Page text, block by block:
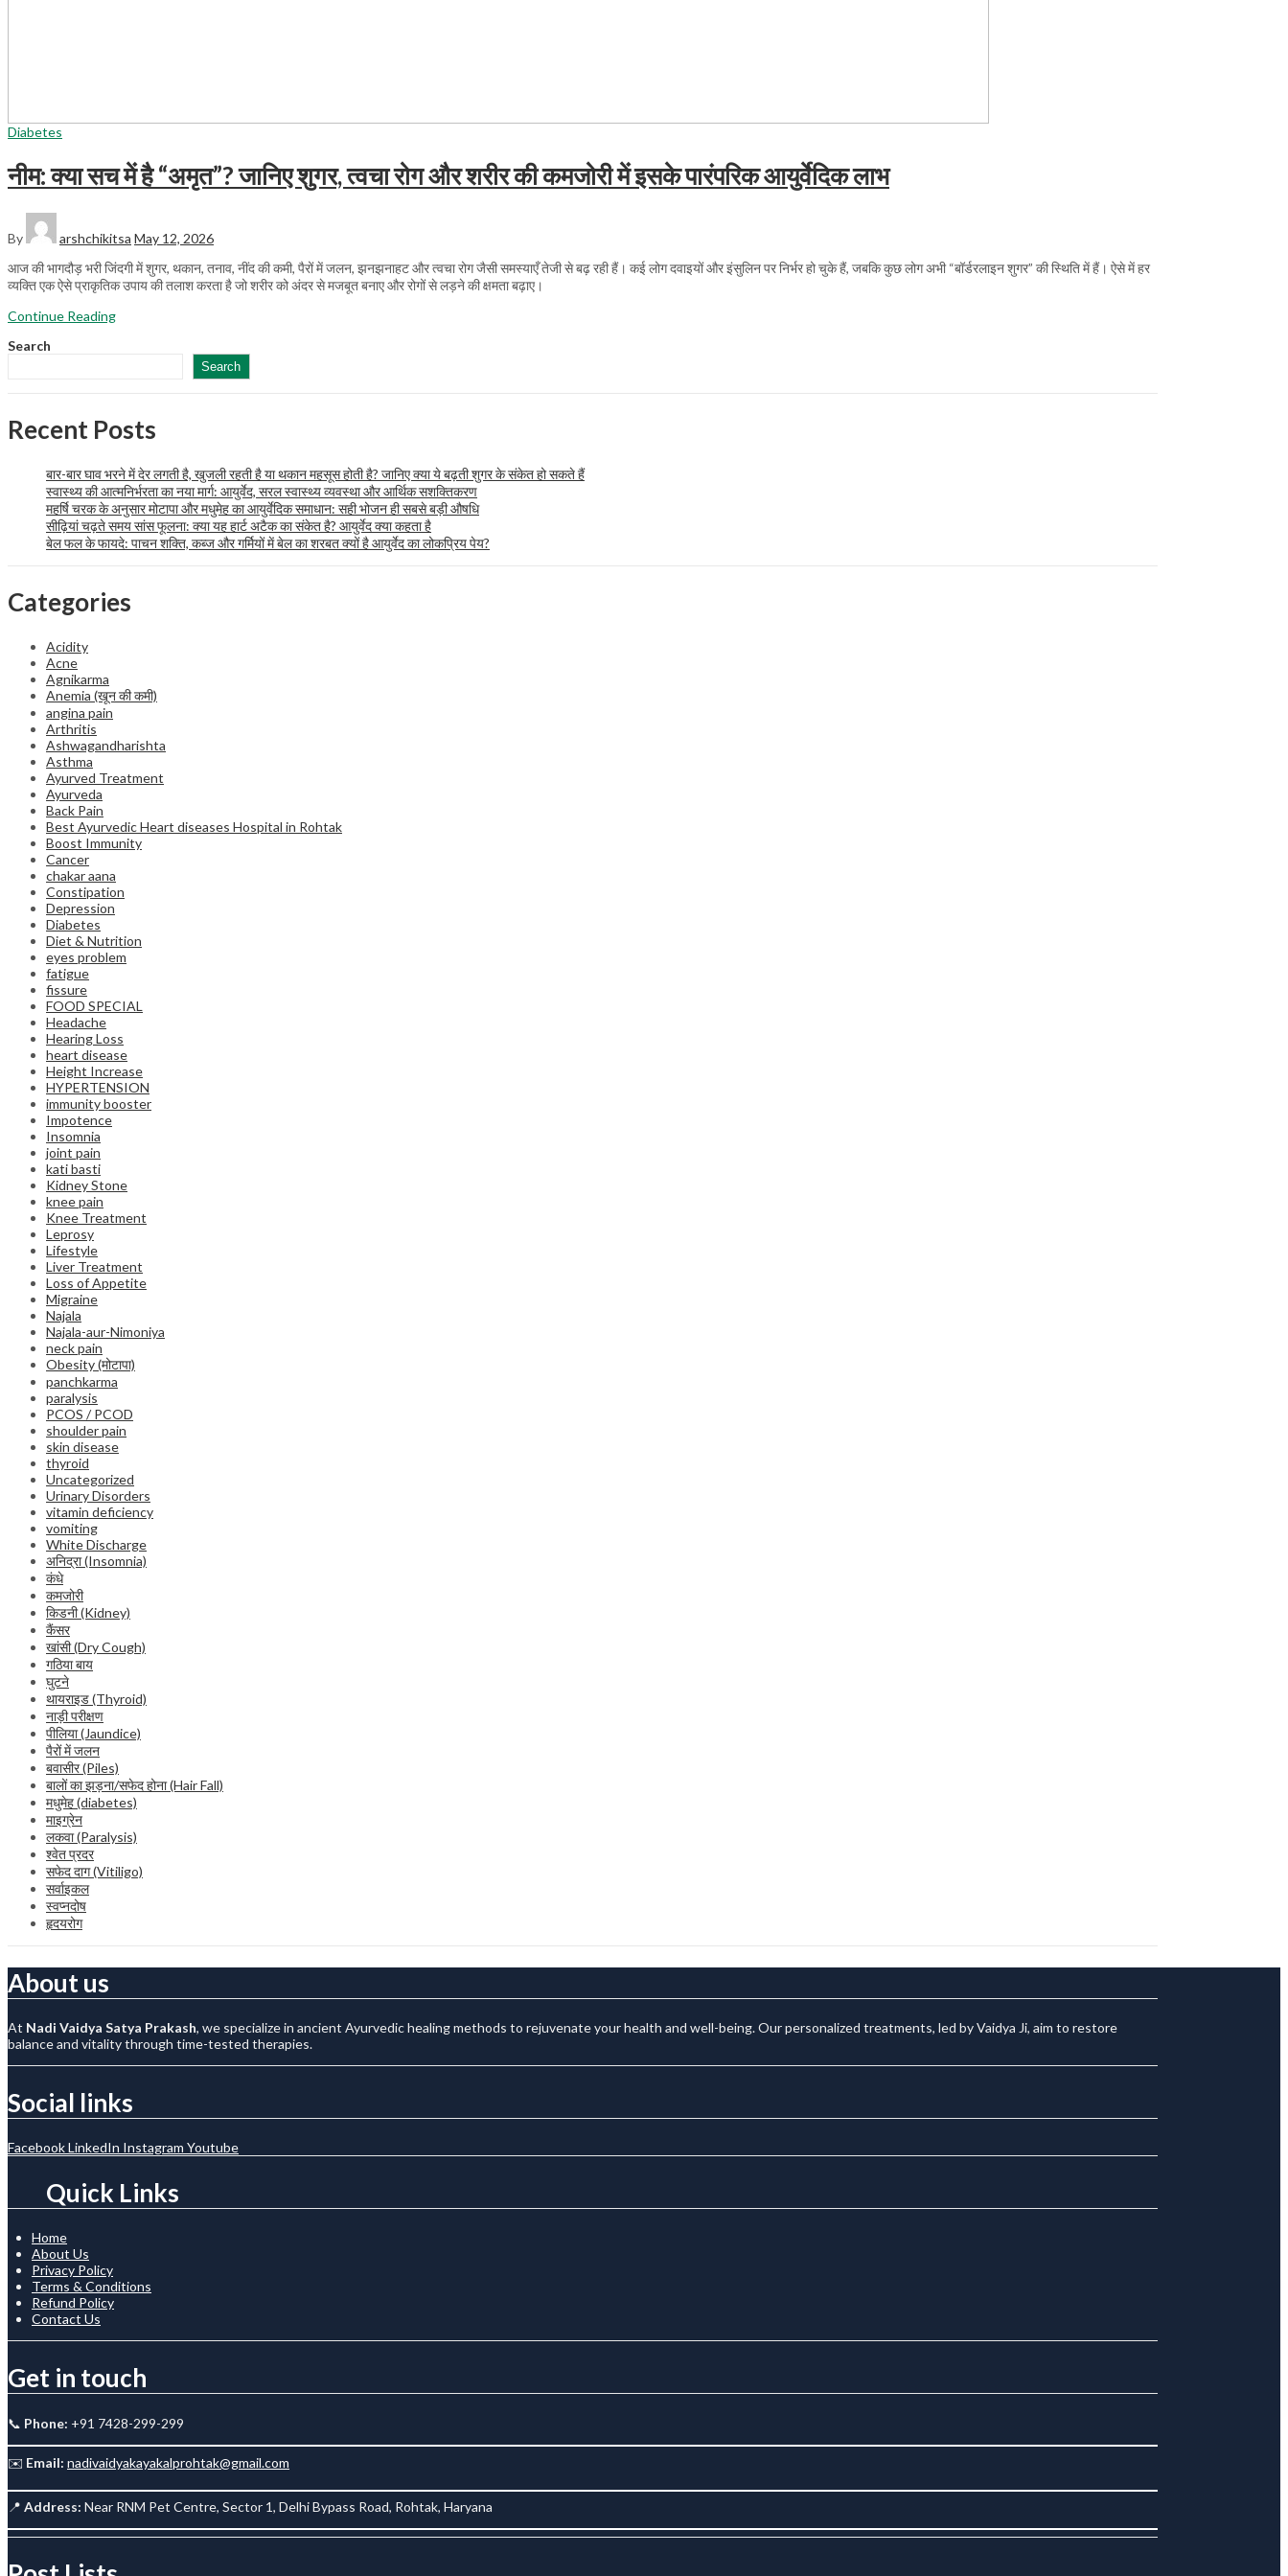
Diabetes
नीम: क्या सच में है “अमृत”? जानिए शुगर, त्वचा रोग और शरीर की कमजोरी में इसके पारंपरिक आयुर्वेदिक लाभ
By arshchikitsa May 12, 2026
आज की भागदौड़ भरी जिंदगी में शुगर, थकान, तनाव, नींद की कमी, पैरों में जलन, झनझनाहट और त्वचा रोग जैसी समस्याएँ तेजी से बढ़ रही हैं। कई लोग दवाइयों और इंसुलिन पर निर्भर हो चुके हैं, जबकि कुछ लोग अभी “बॉर्डरलाइन शुगर” की स्थिति में हैं। ऐसे में हर
व्यक्ति एक ऐसे प्राकृतिक उपाय की तलाश करता है जो शरीर को अंदर से मजबूत बनाए और रोगों से लड़ने की क्षमता बढ़ाए।
Continue Reading
Search
Search
Recent Posts
बार-बार घाव भरने में देर लगती है, खुजली रहती है या थकान महसूस होती है? जानिए क्या ये बढ़ती शुगर के संकेत हो सकते हैं
स्वास्थ्य की आत्मनिर्भरता का नया मार्ग: आयुर्वेद, सरल स्वास्थ्य व्यवस्था और आर्थिक सशक्तिकरण
महर्षि चरक के अनुसार मोटापा और मधुमेह का आयुर्वेदिक समाधान: सही भोजन ही सबसे बड़ी औषधि
सीढ़ियां चढ़ते समय सांस फूलना: क्या यह हार्ट अटैक का संकेत है? आयुर्वेद क्या कहता है
बेल फल के फायदे: पाचन शक्ति, कब्ज और गर्मियों में बेल का शरबत क्यों है आयुर्वेद का लोकप्रिय पेय?
Categories
Acidity
Acne
Agnikarma
Anemia (खून की कमी)
angina pain
Arthritis
Ashwagandharishta
Asthma
Ayurved Treatment
Ayurveda
Back Pain
Best Ayurvedic Heart diseases Hospital in Rohtak
Boost Immunity
Cancer
chakar aana
Constipation
Depression
Diabetes
Diet & Nutrition
eyes problem
fatigue
fissure
FOOD SPECIAL
Headache
Hearing Loss
heart disease
Height Increase
HYPERTENSION
immunity booster
Impotence
Insomnia
joint pain
kati basti
Kidney Stone
knee pain
Knee Treatment
Leprosy
Lifestyle
Liver Treatment
Loss of Appetite
Migraine
Najala
Najala-aur-Nimoniya
neck pain
Obesity (मोटापा)
panchkarma
paralysis
PCOS / PCOD
shoulder pain
skin disease
thyroid
Uncategorized
Urinary Disorders
vitamin deficiency
vomiting
White Discharge
अनिद्रा (Insomnia)
कंधे
कमजोरी
किडनी (Kidney)
कैंसर
खांसी (Dry Cough)
गठिया बाय
घुटने
थायराइड (Thyroid)
नाड़ी परीक्षण
पीलिया (Jaundice)
पैरों में जलन
बवासीर (Piles)
बालों का झड़ना/सफेद होना (Hair Fall)
मधुमेह (diabetes)
माइग्रेन
लकवा (Paralysis)
श्वेत प्रदर
सफेद दाग (Vitiligo)
सर्वाइकल
स्वप्नदोष
हृदयरोग
About us
At Nadi Vaidya Satya Prakash, we specialize in ancient Ayurvedic healing methods to rejuvenate your health and well-being. Our personalized treatments, led by Vaidya Ji, aim to restore
balance and vitality through time-tested therapies.
Social links
FacebookLinkedIn Instagram Youtube
Quick Links
Home
About Us
Privacy Policy
Terms & Conditions
Refund Policy
Contact Us
Get in touch
📞 Phone: +91 7428-299-299
✉️ Email: nadivaidyakayakalprohtak@gmail.com
📍 Address: Near RNM Pet Centre, Sector 1, Delhi Bypass Road, Rohtak, Haryana